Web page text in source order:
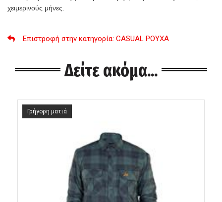
χειμερινούς μήνες.
Επιστροφή στην κατηγορία: CASUAL ΡΟΥΧΑ
Δείτε ακόμα...
Γρήγορη ματιά